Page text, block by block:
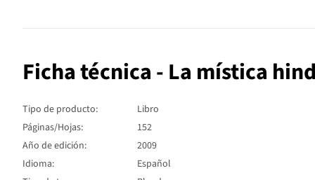
Ficha técnica - La mística
Tipo de producto:
Libro
Páginas/Hojas:
152
Año de edición:
2009
Idioma:
Español